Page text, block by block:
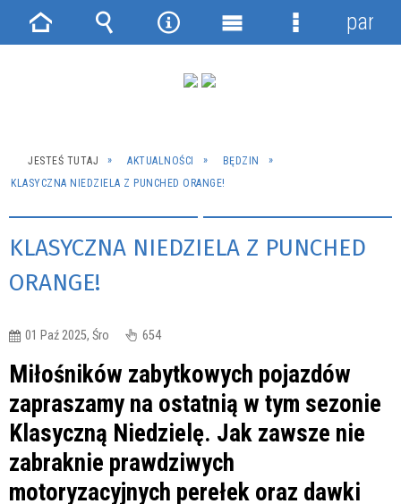
JESTEŚ TUTAJ AKTUALNOŚCI
BĘDZIN
KLASYCZNA NIEDZIELA Z PUNCHED ORANGE!
KLASYCZNA NIEDZIELA Z PUNCHED
ORANGE!
01 Paź 2025, Śro 654
Miłośników zabytkowych pojazdów
zapraszamy na ostatnią w tym sezonie
Klasyczną Niedzielę. Jak zawsze nie
zabraknie prawdziwych
motoryzacyjnych perełek oraz dawki
Strona Wyszukiwarka
NarzędziaMenu
Menu
panel